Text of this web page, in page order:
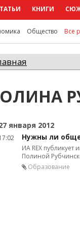
КНИГИ
Общество Все
января 2012
Нужны ли
ИА REX
Полиной
Образование